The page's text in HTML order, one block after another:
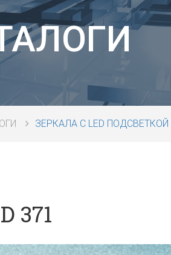
ЗЕРКАЛА С LED ПОДСВЕТКОЙ
371